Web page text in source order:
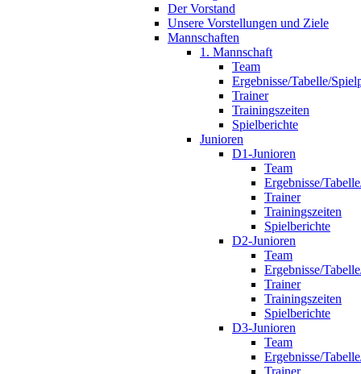
Der Vorstand
Unsere Vorstellungen und Ziele
Mannschaften
1. Mannschaft
Team
Ergebnisse/Tabelle/
Trainer
Trainingszeiten
Spielberichte
Junioren
D1-Junioren
Team
Ergebnisse/
Trainer
Trainingszeiten
Spielberichte
D2-Junioren
Team
Ergebnisse/
Trainer
Trainingszeiten
Spielberichte
D3-Junioren
Team
Ergebnisse/
Trainer